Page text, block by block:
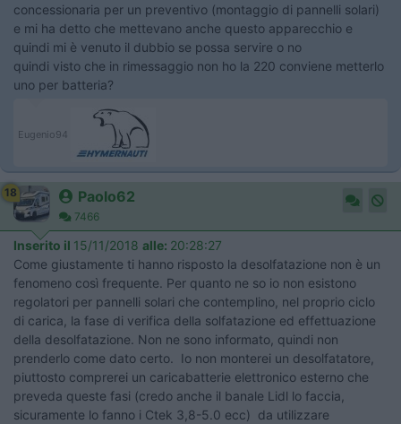
concessionaria per un preventivo (montaggio di pannelli solari)
e mi ha detto che mettevano anche questo apparecchio e
quindi mi è venuto il dubbio se possa servire o no
quindi visto che in rimessaggio non ho la 220 conviene metterlo
uno per batteria?
Eugenio94
18 Paolo62
7466
Inserito il 15/11/2018 alle: 20:28:27
Come giustamente ti hanno risposto la desolfatazione non è un
fenomeno così frequente. Per quanto ne so io non esistono
regolatori per pannelli solari che contemplino, nel proprio ciclo
di carica, la fase di verifica della solfatazione ed effettuazione
della desolfatazione. Non ne sono informato, quindi non
prenderlo come dato certo. Io non monterei un desolfatatore,
piuttosto comprerei un caricabatterie elettronico esterno che
preveda queste fasi (credo anche il banale Lidl lo faccia,
sicuramente lo fanno i Ctek 3,8-5.0 ecc) da utilizzare